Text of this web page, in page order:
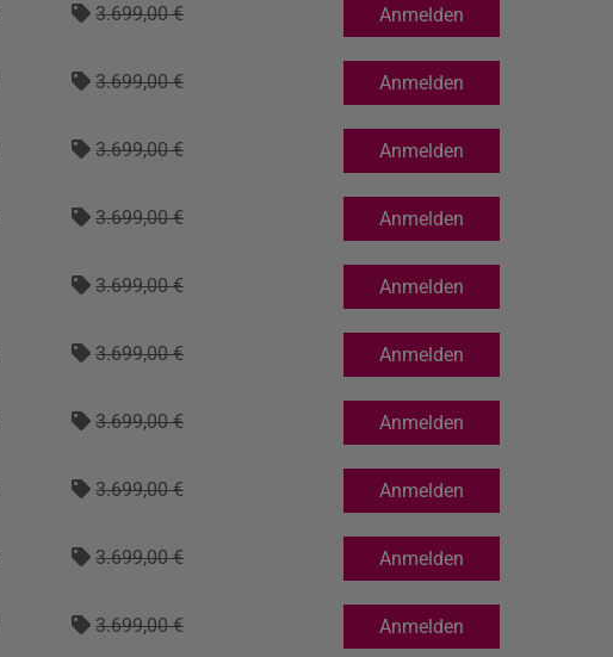
3.699,00 € Anmelden
3.699,00 € Anmelden
3.699,00 € Anmelden
3.699,00 € Anmelden
3.699,00 € Anmelden
3.699,00 € Anmelden
3.699,00 € Anmelden
3.699,00 € Anmelden
3.699,00 € Anmelden
3.699,00 € Anmelden